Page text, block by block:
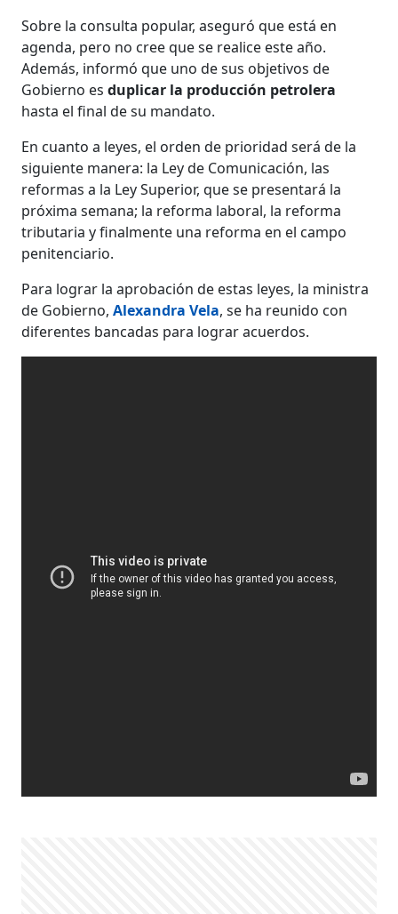
Sobre la consulta popular, aseguró que está en
agenda, pero no cree que se realice este año.
Además, informó que uno de sus objetivos de
Gobierno esduplicar la producción petrolera
hasta el final de su mandato.
En cuanto a leyes, el orden de prioridad será de la
siguiente manera: la Ley de Comunicación, las
reformas a la Ley Superior, que se presentará la
próxima semana; la reforma laboral, la reforma
tributaria y finalmente una reforma en el campo
penitenciario.
Para lograr la aprobación de estas leyes, la ministra
de Gobierno,Alexandra Vela, se ha reunido con
diferentes bancadas para lograr acuerdos.